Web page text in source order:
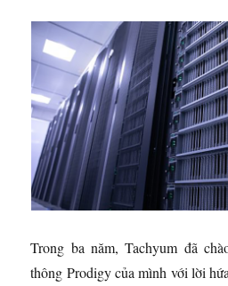
Trong ba năm, Tachyum đã
thông Prodigy của mình với lời